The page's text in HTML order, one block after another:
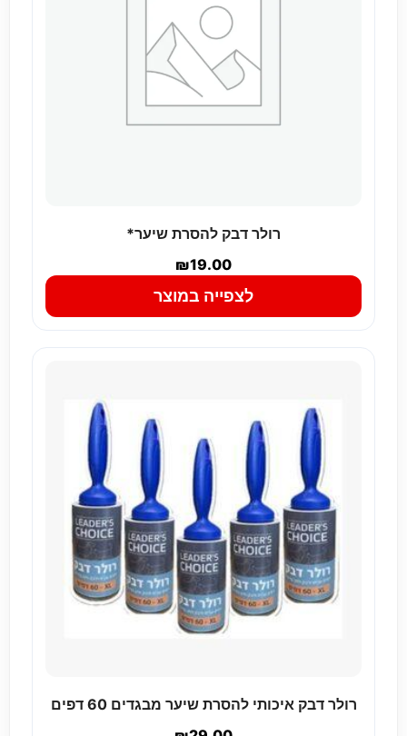
רולר דבק להסרת שיער*
₪19.00
לצפייה במוצר
רולר דבק איכותי להסרת שיער מבגדים 60 דפים